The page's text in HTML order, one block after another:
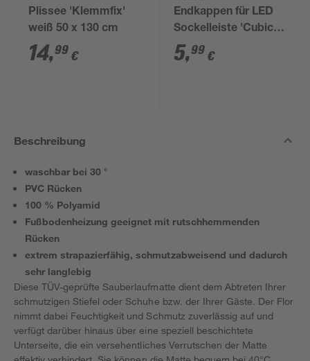
Plissee 'Klemmfix'
weiß 50 x 130 cm
14,99 €
Endkappen für LED
Sockelleiste 'Cubica
LS 80' weiß, 2 Stück
5,99 €
Beschreibung
waschbar bei 30 °
PVC Rücken
100 % Polyamid
Fußbodenheizung geeignet mit rutschhemmenden
Rücken
extrem strapazierfähig, schmutzabweisend und dadurch
sehr langlebig
Diese TÜV-geprüfte Sauberlaufmatte dient dem Abtreten Ihrer
schmutzigen Stiefel oder Schuhe bzw. der Ihrer Gäste. Der Flor
nimmt dabei Feuchtigkeit und Schmutz zuverlässig auf und
verfügt darüber hinaus über eine speziell beschichtete
Unterseite, die ein versehentliches Verrutschen der Matte